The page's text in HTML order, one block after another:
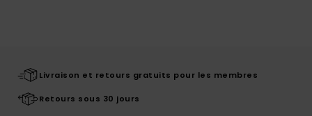
Livraison et retours gratuits pour les membres
Retours sous 30 jours